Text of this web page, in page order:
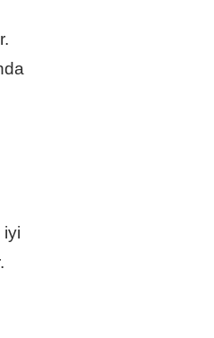
iyi